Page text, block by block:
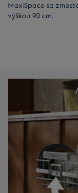
MaxiSpace sa
výškou 90 cm.